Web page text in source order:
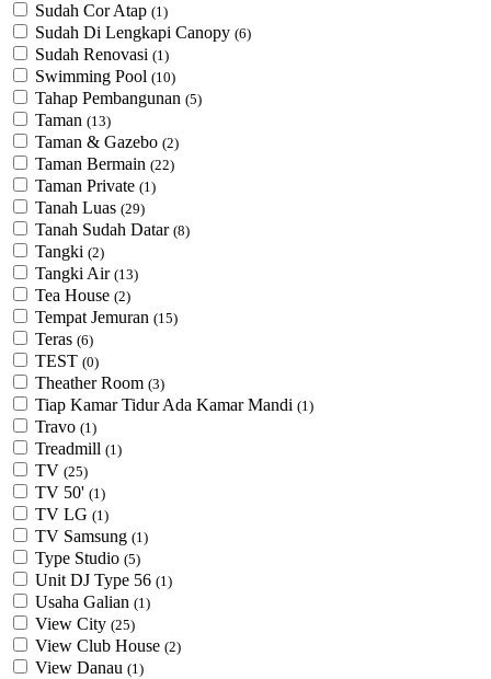
Sudah Cor Atap (1)
Sudah Di Lengkapi Canopy (6)
Sudah Renovasi (1)
Swimming Pool (10)
Tahap Pembangunan (5)
Taman (13)
Taman & Gazebo (2)
Taman Bermain (22)
Taman Private (1)
Tanah Luas (29)
Tanah Sudah Datar (8)
Tangki (2)
Tangki Air (13)
Tea House (2)
Tempat Jemuran (15)
Teras (6)
TEST (0)
Theather Room (3)
Tiap Kamar Tidur Ada Kamar Mandi (1)
Travo (1)
Treadmill (1)
TV (25)
TV 50' (1)
TV LG (1)
TV Samsung (1)
Type Studio (5)
Unit DJ Type 56 (1)
Usaha Galian (1)
View City (25)
View Club House (2)
View Danau (1)